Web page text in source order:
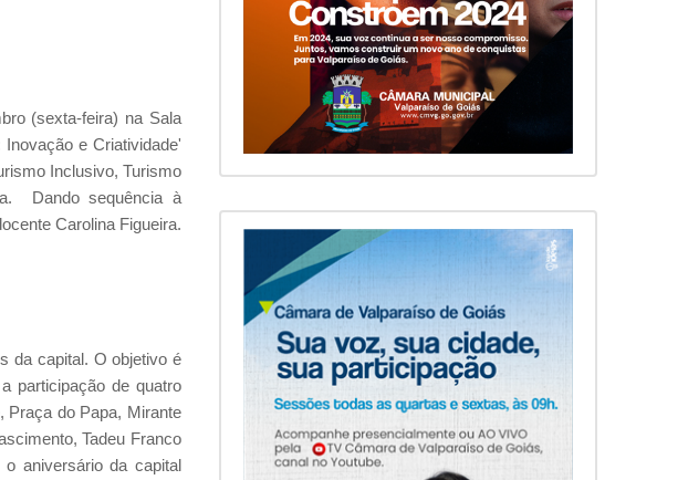
(sexta-feira) na Sala
e Criatividade'
Inclusivo, Turismo
Dando sequência à
Carolina Figueira.
da capital. O objetivo é
participação de quatro
Praça do Papa, Mirante
Tadeu Franco
aniversário da capital